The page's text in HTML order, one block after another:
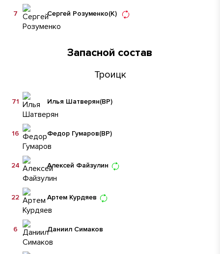
Сергей Розуменко(К)
7
Запасной состав
Троицк
Илья Шатверян(ВР)
71
Федор Гумаров(ВР)
16
Алексей Файзулин
24
Артем Курдяев
22
Даниил Симаков
6